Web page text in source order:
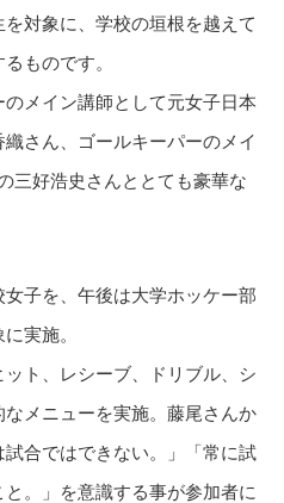
対象に、学校の垣根を越えて
ものです。
メイン講師として元女子日本
さん、ゴールキーパーのメイ
三好浩史さんととても豪華な
子を、午後は大学ホッケー部
実施。
ト、レシーブ、ドリブル、シ
メニューを実施。藤尾さんか
合ではできない。」「常に試
。」を意識する事が参加者に